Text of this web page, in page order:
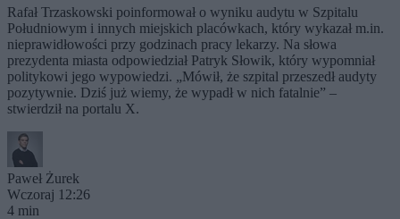
Rafał Trzaskowski poinformował o wyniku audytu w Szpitalu
Południowym i innych miejskich placówkach, który wykazał m.in.
nieprawidłowości przy godzinach pracy lekarzy. Na słowa
prezydenta miasta odpowiedział Patryk Słowik, który wypomniał
politykowi jego wypowiedzi. „Mówił, że szpital przeszedł audyty
pozytywnie. Dziś już wiemy, że wypadł w nich fatalnie” –
stwierdził na portalu X.
Paweł Żurek
Wczoraj 12:26
4 min